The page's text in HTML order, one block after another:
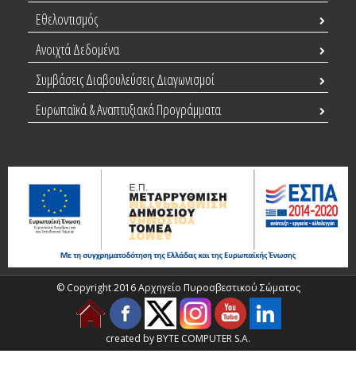
Εθελοντισμός
Ανοιχτά Δεδομένα
Συμβάσεις Διαβουλεύσεις Διαγωνισμοί
Ευρωπαϊκά & Αναπτυξιακά Προγράμματα
© Copyright 2016 Αρχηγείο Πυροσβεστικού Σώματος
created by BYTE COMPUTER S.A.